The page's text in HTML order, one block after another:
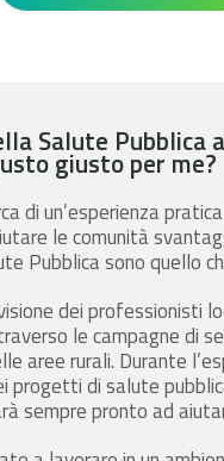
Salute Pubblica
giusto per me?
di un’esperienza
le comunità
Pubblica sono quello
dei professionisti
le campagne di
aree rurali. Durante
progetti di salute
sempre pronto ad